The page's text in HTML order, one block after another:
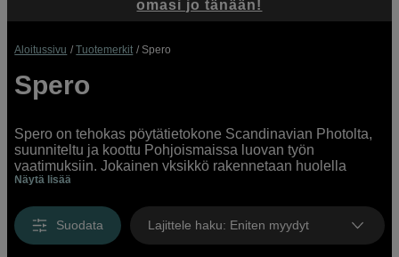
Aloitussivu Tuotemerkit Spero
Spero
Spero on tehokas pöytätietokone Scandinavian Photolta,
suunniteltu ja koottu Pohjoismaissa luovan työn
vaatimuksiin. Jokainen yksikkö rakennetaan huolella
valituista komponenteista ja hiljaisella jäähdytyksellä –
mallinnukseen ja pelikehitykseen. Esiasennettu
käyttöjärjestelmä ilman turhia ohjelmia, yksilöllinen
laatutestaus ja kolmen vuoden takuu tekevät Sperosta
Näytä lisää
Suodata Lajittele haku: Eniten myydyt
omasi jo tänään!